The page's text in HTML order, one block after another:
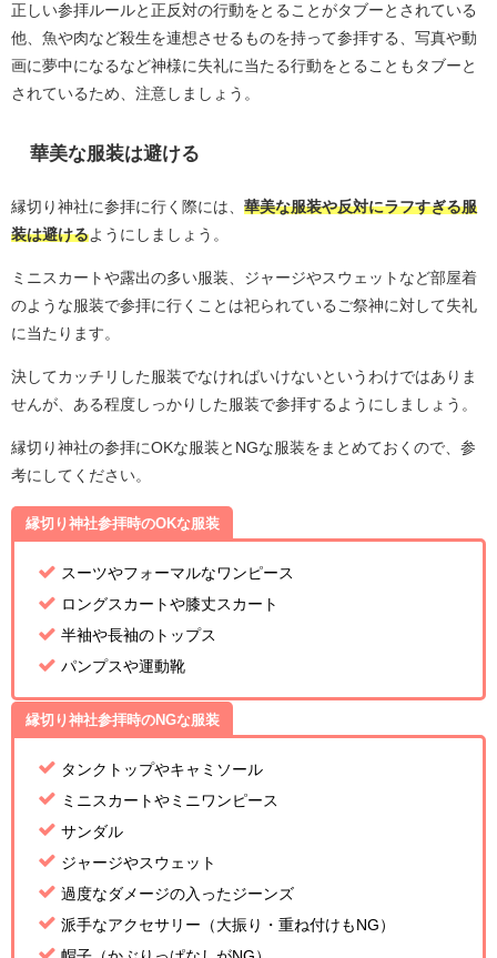
正しい参拝ルールと正反対の行動をとることがタブーとされている
他、魚や肉など殺生を連想させるものを持って参拝する、写真や動
画に夢中になるなど神様に失礼に当たる行動をとることもタブーと
されているため、注意しましょう。
華美な服装は避ける
縁切り神社に参拝に行く際には、 華美な服装や反対にラフすぎる服
装は避ける ようにしましょう。
ミニスカートや露出の多い服装、ジャージやスウェットなど部屋着
のような服装で参拝に行くことは祀られているご祭神に対して失礼
に当たります。
決してカッチリした服装でなければいけないというわけではありま
せんが、ある程度しっかりした服装で参拝するようにしましょう。
縁切り神社の参拝にOKな服装とNGな服装をまとめておくので、参
考にしてください。
縁切り神社参拝時のOKな服装
スーツやフォーマルなワンピース
ロングスカートや膝丈スカート
半袖や長袖のトップス
パンプスや運動靴
縁切り神社参拝時のNGな服装
タンクトップやキャミソール
ミニスカートやミニワンピース
サンダル
ジャージやスウェット
過度なダメージの入ったジーンズ
派手なアクセサリー（大振り・重ね付けもNG）